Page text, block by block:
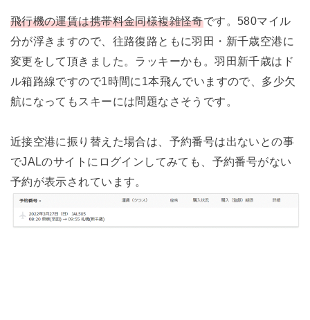
飛行機の運賃は携帯料金同様複雑怪奇です。580マイル
分が浮きますので、往路復路ともに羽田・新千歳空港に
変更をして頂きました。ラッキーかも。羽田新千歳はド
ル箱路線ですので1時間に1本飛んでいますので、多少欠
航になってもスキーには問題なさそうです。
近接空港に振り替えた場合は、予約番号は出ないとの事
でJALのサイトにログインしてみても、予約番号がない
予約が表示されています。